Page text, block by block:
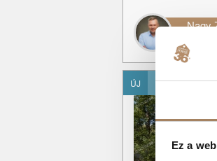
Ez a
Nagy
ÚJ
KIZÁRÓLAGOS